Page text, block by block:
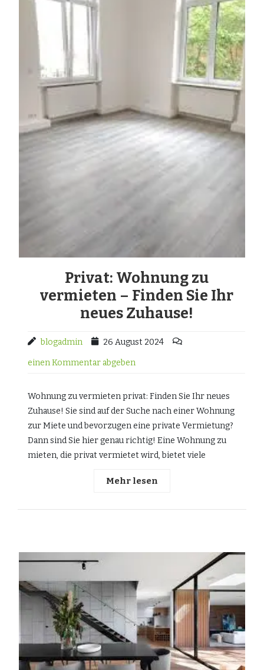
Privat: Wohnung zu
vermieten – Finden Sie Ihr
neues Zuhause!
blogadmin 26 August 2024
einen Kommentar abgeben
Wohnung zu vermieten privat: Finden Sie Ihr neues
Zuhause! Sie sind auf der Suche nach einer Wohnung
zur Miete und bevorzugen eine private Vermietung?
Dann sind Sie hier genau richtig! Eine Wohnung zu
mieten, die privat vermietet wird, bietet viele
Mehr lesen